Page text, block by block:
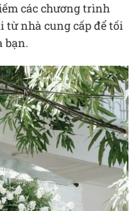
các chương trình
từ nhà cung cấp để tối
bạn.